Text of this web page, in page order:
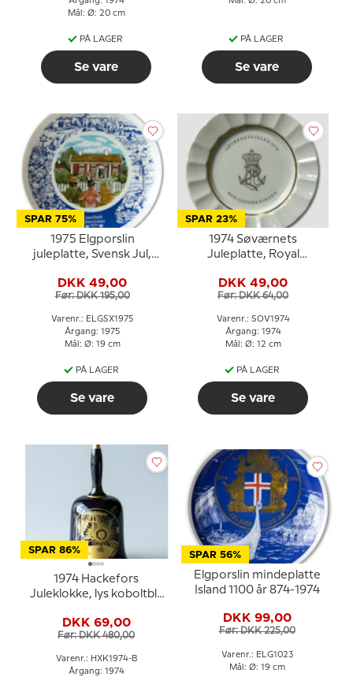
Mål: Ø: 20 cm
PÅ LAGER
Se vare
PÅ LAGER
Se vare
SPAR 75%
1975 Elgporslin
juleplatte, Svensk Jul,
DKK 49,00
Før: DKK 195,00
Varenr.: ELGSX1975
Årgang: 1975
Mål: Ø: 19 cm
PÅ LAGER
Se vare
SPAR 23%
1974 Søværnets
Juleplatte, Royal
DKK 49,00
Før: DKK 64,00
Varenr.: SOV1974
Årgang: 1974
Mål: Ø: 12 cm
PÅ LAGER
Se vare
SPAR 86%
1974 Hackefors
Juleklokke, lys koboltblå
DKK 69,00
Før: DKK 480,00
Varenr.: HXK1974-B
Årgang: 1974
SPAR 56%
Elgporslin mindeplatte
Island 1100 år 874-1974
DKK 99,00
Før: DKK 225,00
Varenr.: ELG1023
Mål: Ø: 19 cm